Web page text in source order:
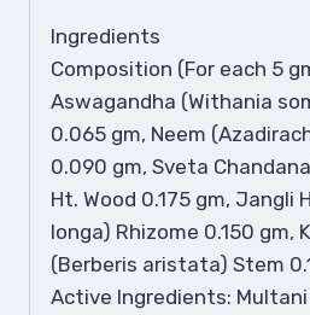
Ingredients
Composition (For each 5
Aswagandha (Withania
0.065 gm, Neem
0.090 gm, Sveta
Ht. Wood 0.175 gm, Jangli
longa) Rhizome 0.150 gm,
(Berberis aristata) Stem
Active Ingredients: